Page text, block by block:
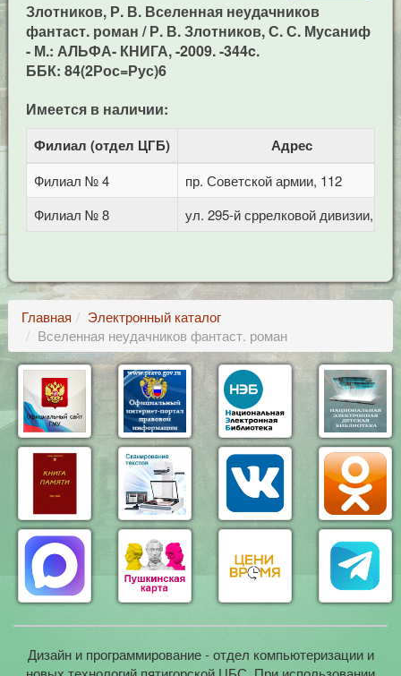
Злотников, Р. В. Вселенная неудачников
фантаст. роман / Р. В. Злотников, С. С. Мусаниф
- М.: АЛЬФА- КНИГА, -2009. -344c.
ББК: 84(2Рос=Рус)6
Имеется в наличии:
Филиал (отдел ЦГБ) Адрес
Филиал № 4
пр. Советской армии, 112
Филиал № 8
ул. 295-й сррелковой дивизии, 114
Главная
Электронный каталог
Вселенная неудачников фантаст. роман
Дизайн и программирование - отдел компьютеризации и